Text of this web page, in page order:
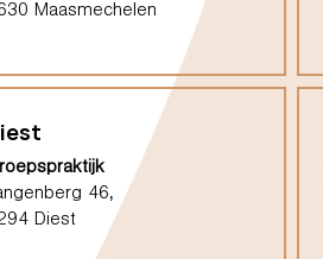
Maasmechelen
46,
Diest